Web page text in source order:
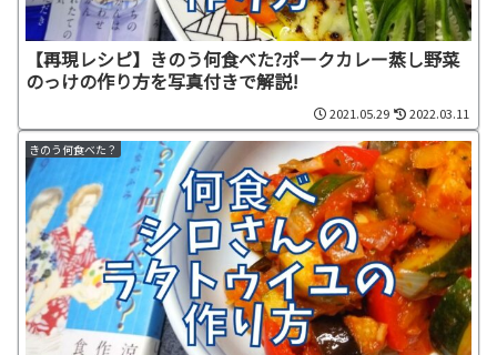
【再現レシピ】きのう何食べた?ポークカレー蒸し野菜
のっけの作り方を写真付きで解説!
2021.05.29 2022.03.11
きのう何食べた？